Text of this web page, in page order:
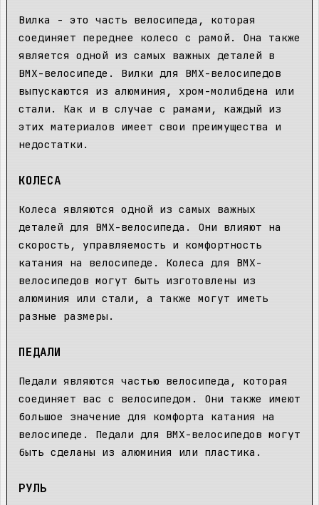
Вилка - это часть велосипеда, которая
соединяет переднее колесо с рамой. Она также
является одной из самых важных деталей в
BMX-велосипеде. Вилки для BMX-велосипедов
выпускаются из алюминия, хром-молибдена или
стали. Как и в случае с рамами, каждый из
этих материалов имеет свои преимущества и
недостатки.
КОЛЕСА
Колеса являются одной из самых важных
деталей для BMX-велосипеда. Они влияют на
скорость, управляемость и комфортность
катания на велосипеде. Колеса для BMX-
велосипедов могут быть изготовлены из
алюминия или стали, а также могут иметь
разные размеры.
ПЕДАЛИ
Педали являются частью велосипеда, которая
соединяет вас с велосипедом. Они также имеют
большое значение для комфорта катания на
велосипеде. Педали для BMX-велосипедов могут
быть сделаны из алюминия или пластика.
РУЛЬ